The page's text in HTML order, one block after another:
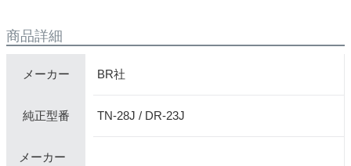
商品詳細
メーカー BR社
純正型番 TN-28J / DR-23J
メーカー